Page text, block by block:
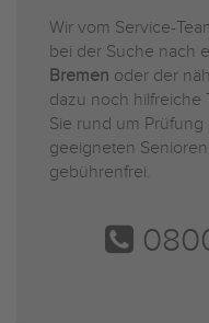
Wir vom Service-
bei der Suche nach
Bremen oder der
dazu noch hilfreiche
Sie rund um
geeigneten
gebührenfrei.